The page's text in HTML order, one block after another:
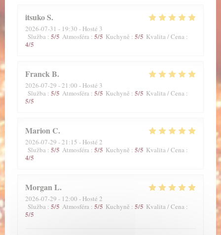
itsukoS
2026-07-31 - 19:30 - Hosté 3
Služba : 5/5 Atmosféra : 5/5 Kuchyně : 5/5 Kvalita / Cena :
4/5
FranckB
2026-07-29 - 21:00 - Hosté 3
Služba : 5/5 Atmosféra : 5/5 Kuchyně : 5/5 Kvalita / Cena :
5/5
Marion C
2026-07-29 - 21:15 - Hosté 2
Služba : 5/5 Atmosféra : 5/5 Kuchyně : 5/5 Kvalita / Cena :
4/5
MorganL
2026-07-29 - 12:00 - Hosté 2
Služba : 5/5 Atmosféra : 5/5 Kuchyně : 5/5 Kvalita / Cena :
5/5